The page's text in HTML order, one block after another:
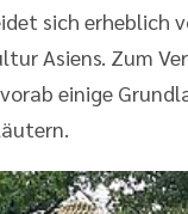
sich erheblich
Asiens. Zum
einige